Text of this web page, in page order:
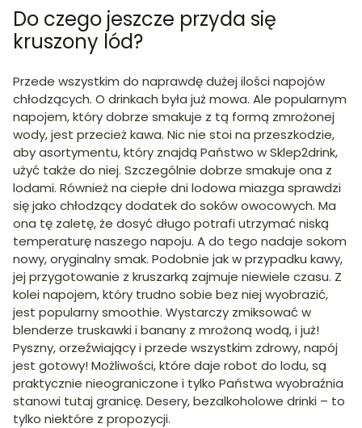
Do czego jeszcze przyda się
kruszony lód?
Przede wszystkim do naprawdę dużej ilości napojów
chłodzących. O drinkach była już mowa. Ale popularnym
napojem, który dobrze smakuje z tą formą zmrożonej
wody, jest przecież kawa. Nic nie stoi na przeszkodzie,
aby asortymentu, który znajdą Państwo w Sklep2drink,
użyć także do niej. Szczególnie dobrze smakuje ona z
lodami. Również na ciepłe dni lodowa miazga sprawdzi
się jako chłodzący dodatek do soków owocowych. Ma
ona tę zaletę, że dosyć długo potrafi utrzymać niską
temperaturę naszego napoju. A do tego nadaje sokom
nowy, oryginalny smak. Podobnie jak w przypadku kawy,
jej przygotowanie z kruszarką zajmuje niewiele czasu. Z
kolei napojem, który trudno sobie bez niej wyobrazić,
jest popularny smoothie. Wystarczy zmiksować w
blenderze truskawki i banany z mrożoną wodą, i już!
Pyszny, orzeźwiający i przede wszystkim zdrowy, napój
jest gotowy! Możliwości, które daje robot do lodu, są
praktycznie nieograniczone i tylko Państwa wyobraźnia
stanowi tutaj granicę. Desery, bezalkoholowe drinki – to
tylko niektóre z propozycji.